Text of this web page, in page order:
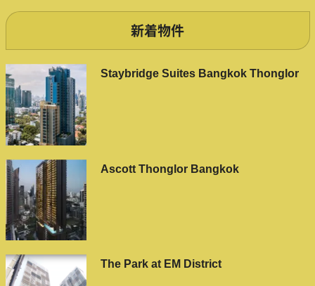
新着物件
Staybridge Suites Bangkok Thonglor
Ascott Thonglor Bangkok
The Park at EM District